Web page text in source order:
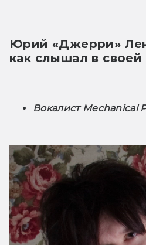
Юрий «Джерри»
как слышал в своей
Вокалист Mechanical